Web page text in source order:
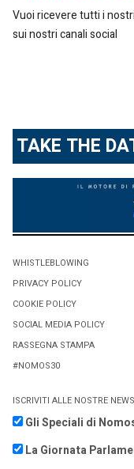
Vuoi ricevere tutti i
sui nostri canali social
TAKE THE
WHISTLEBLOWING
PRIVACY POLICY
COOKIE POLICY
SOCIAL MEDIA POLICY
RASSEGNA STAMPA
#NOMOS30
ISCRIVITI ALLE NOSTRE
Gli Speciali di
La Giornata